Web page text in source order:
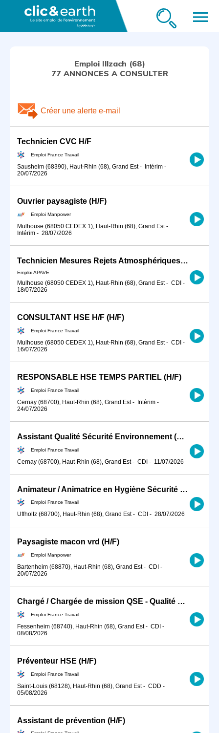
menu
Emploi Illzach (68)
77 ANNONCES A CONSULTER
Créer une alerte e-mail
Technicien CVC H/F
Emploi France Travail
Sausheim (68390), Haut-Rhin (68), Grand Est- Intérim -
20/07/2026
Ouvrier paysagiste (H/F)
Emploi Manpower
Mulhouse (68050 CEDEX 1), Haut-Rhin (68), Grand Est-
Intérim - 28/07/2026
Technicien Mesures Rejets Atmosphériques H/F
Emploi APAVE
Mulhouse (68050 CEDEX 1), Haut-Rhin (68), Grand Est- CDI -
18/07/2026
CONSULTANT HSE H/F (H/F)
Emploi France Travail
Mulhouse (68050 CEDEX 1), Haut-Rhin (68), Grand Est- CDI -
16/07/2026
RESPONSABLE HSE TEMPS PARTIEL (H/F)
Emploi France Travail
Cernay (68700), Haut-Rhin (68), Grand Est- Intérim -
24/07/2026
Assistant Qualité Sécurité Environnement (QSE) (H/F)
Emploi France Travail
Cernay (68700), Haut-Rhin (68), Grand Est- CDI - 11/07/2026
Animateur / Animatrice en Hygiène Sécurité Environnement (HSE) (H/F)
Emploi France Travail
Uffholtz (68700), Haut-Rhin (68), Grand Est- CDI - 28/07/2026
Paysagiste macon vrd (H/F)
Emploi Manpower
Bartenheim (68870), Haut-Rhin (68), Grand Est- CDI -
20/07/2026
Chargé / Chargée de mission QSE - Qualité Sécurité Environnement (H/F)
Emploi France Travail
Fessenheim (68740), Haut-Rhin (68), Grand Est- CDI -
08/08/2026
Préventeur HSE (H/F)
Emploi France Travail
Saint-Louis (68128), Haut-Rhin (68), Grand Est- CDD -
05/08/2026
Assistant de prévention (H/F)